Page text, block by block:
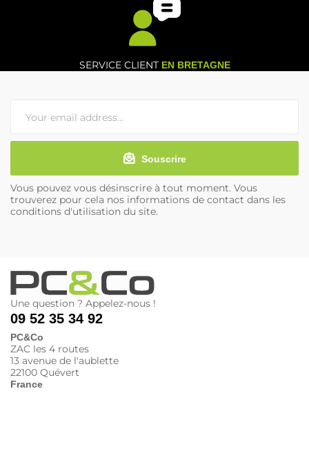
SERVICE CLIENT EN BRETAGNE
Souscrire
Vous pouvez vous désinscrire à tout moment. Vous
trouverez pour cela nos informations de contact dans les
conditions d'utilisation du site.
Une question ? Appelez-nous !
09 52 35 34 92
PC&Co
ZAC les 4 routes
13 avenue de l'aublette
22100 Quévert
France